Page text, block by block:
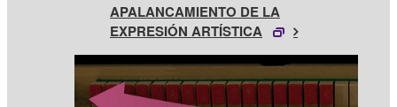
APALANCAMIENTO DE LA
EXPRESIÓN ARTÍSTICA